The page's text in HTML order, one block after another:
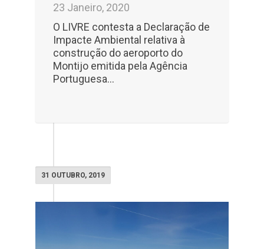
23 Janeiro, 2020
O LIVRE contesta a Declaração de
Impacte Ambiental relativa à
construção do aeroporto do
Montijo emitida pela Agência
Portuguesa…
31 OUTUBRO, 2019